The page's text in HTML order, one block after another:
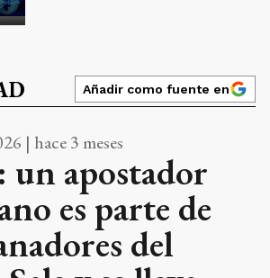
Añadir como fuente en
| hace 3 meses
apostador
es parte de
del